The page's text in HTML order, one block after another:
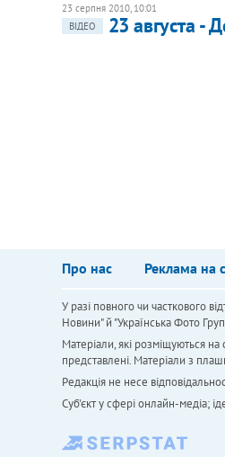
23 серпня 2010, 10:01
ВІДЕО
23 августа -
Про нас Реклама на
У разі повного чи часткового
Новини" й "Українська Фото
Матеріали, які розміщуються
представлені. Матеріали з
Редакція не несе
Cуб'єкт у сфері онлайн-медіа;